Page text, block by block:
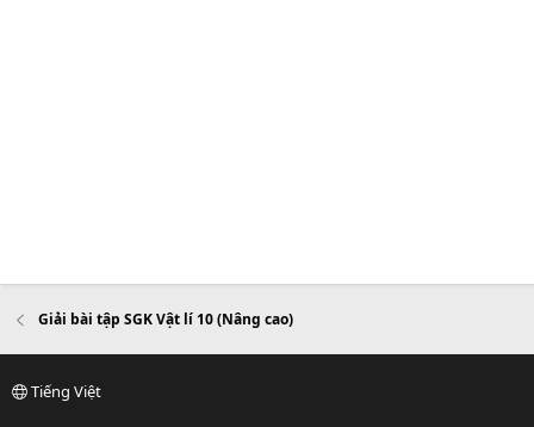
Giải bài tập SGK Vật lí 10 (Nâng cao)
Tiếng Việt